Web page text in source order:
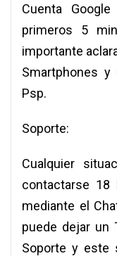
Cuenta
primeros 5
importante
Smartphones y
Psp.
Soporte:
Cualquier
contactarse
mediante el
puede dejar un
Soporte y este